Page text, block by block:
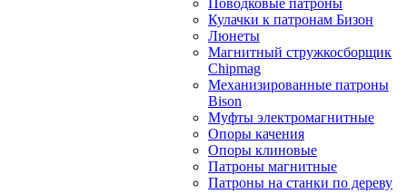
Поводковые патроны
Кулачки к патронам Бизон
Люнеты
Магнитный стружкосборщик
Chipmag
Механизированные патроны
Bison
Муфты электромагнитные
Опоры качения
Опоры клиновые
Патроны магнитные
Патроны на станки по дереву